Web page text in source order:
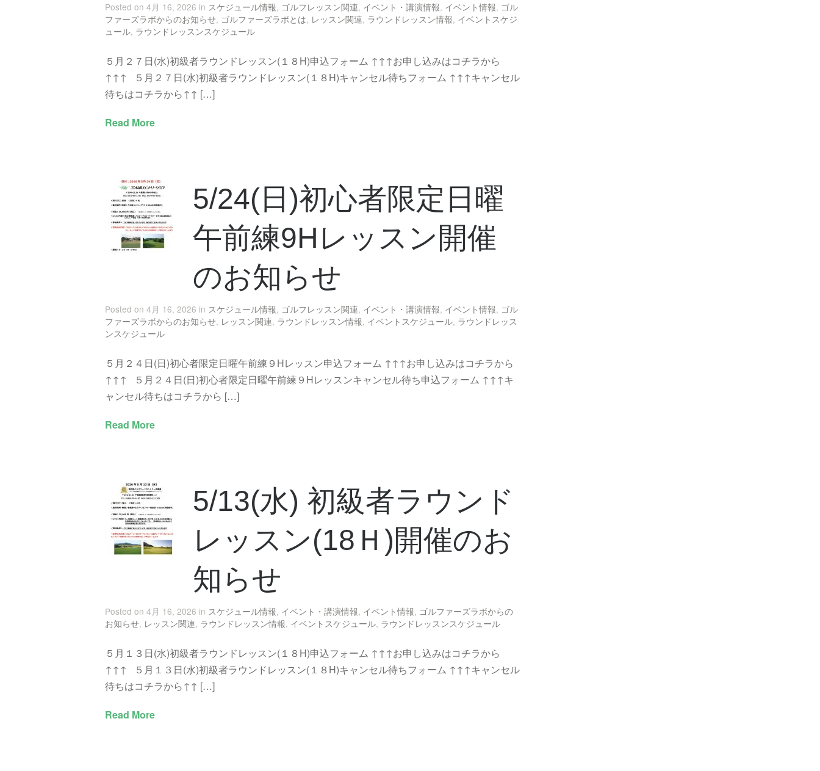
Posted on 4月 16, 2026 in スケジュール情報, ゴルフレッスン関連, イベント・講演情報, イベント情報, ゴル
ファーズラボからのお知らせ, ゴルファーズラボとは, レッスン関連, ラウンドレッスン情報, イベントスケジ
ュール, ラウンドレッスンスケジュール
５月２７日(水)初級者ラウンドレッスン(１８H)申込フォーム ↑↑↑お申し込みはコチラから
↑↑↑ ５月２７日(水)初級者ラウンドレッスン(１８H)キャンセル待ちフォーム ↑↑↑キャンセル
待ちはコチラから↑↑ […]
Read More
5/24(日)初心者限定日曜
午前練9Hレッスン開催
のお知らせ
Posted on 4月 16, 2026 in スケジュール情報, ゴルフレッスン関連, イベント・講演情報, イベント情報, ゴル
ファーズラボからのお知らせ, レッスン関連, ラウンドレッスン情報, イベントスケジュール, ラウンドレッス
ンスケジュール
５月２４日(日)初心者限定日曜午前練９Hレッスン申込フォーム ↑↑↑お申し込みはコチラから
↑↑↑ ５月２４日(日)初心者限定日曜午前練９Hレッスンキャンセル待ち申込フォーム ↑↑↑キ
ャンセル待ちはコチラから […]
Read More
5/13(水) 初級者ラウンド
レッスン(18Ｈ)開催のお
知らせ
Posted on 4月 16, 2026 in スケジュール情報, イベント・講演情報, イベント情報, ゴルファーズラボからの
お知らせ, レッスン関連, ラウンドレッスン情報, イベントスケジュール, ラウンドレッスンスケジュール
５月１３日(水)初級者ラウンドレッスン(１８H)申込フォーム ↑↑↑お申し込みはコチラから
↑↑↑ ５月１３日(水)初級者ラウンドレッスン(１８H)キャンセル待ちフォーム ↑↑↑キャンセル
待ちはコチラから↑↑ […]
Read More